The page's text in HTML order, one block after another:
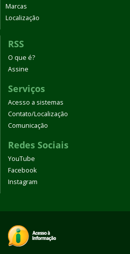
Marcas
Localização
RSS
O que é?
Assine
Serviços
Acesso a sistemas
Contato/Localização
Comunicação
Redes Sociais
YouTube
Facebook
Instagram